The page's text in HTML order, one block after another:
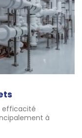
efficacité
à